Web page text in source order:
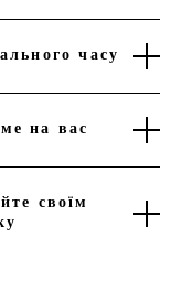
часу
на вас
своїм